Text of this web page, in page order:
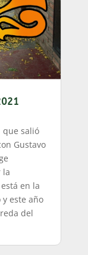
que salió
Gustavo
la
en la
este año
del